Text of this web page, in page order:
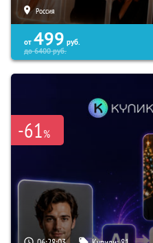
Россия
от 499 руб.
до6400руб.
-61%